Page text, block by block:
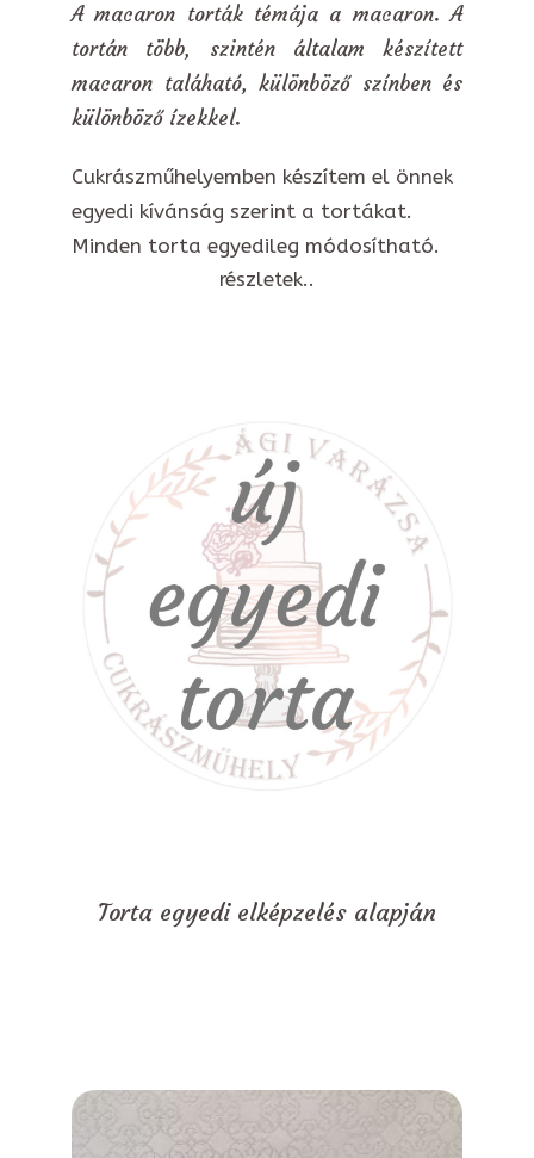
A macaron torták témája a macaron. A
tortán több, szintén általam készített
macaron taláható, különböző színben és
különböző ízekkel.
Cukrászműhelyemben készítem el önnek
egyedi kívánság szerint a tortákat.
Minden torta egyedileg módosítható.
részletek..
Torta egyedi elképzelés alapján